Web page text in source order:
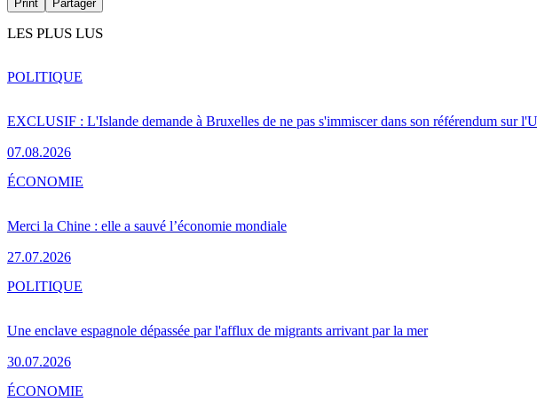
Print Partager
LES PLUS LUS
EXCLUSIF : L'Islande demande à Bruxelles de ne pas s'immiscer dans son référendum sur
07.08.2026
POLITIQUE
Merci la Chine : elle a sauvé l’économie mondiale
27.07.2026
ÉCONOMIE
Une enclave espagnole dépassée par l'afflux de migrants arrivant par la mer
30.07.2026
POLITIQUE
ÉCONOMIE